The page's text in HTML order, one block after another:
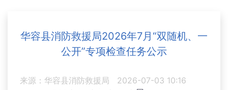
华容县消防救援局2026年7月“双随机、一
公开”专项检查任务公示
来源：华容县消防救援局
2026-07-03 10:16